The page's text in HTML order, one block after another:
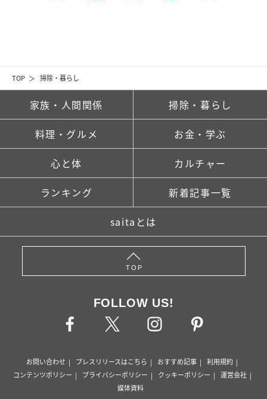
TOP 掃除・暮らし
家族・人間関係 掃除・暮らし
料理・グルメ お金・学ぶ
心と体 カルチャー
ランキング 新着記事一覧
saitaとは
TOP
FOLLOW US!
お問い合わせ プレスリリースはこちら おすすめ記事
利用規約
コンテンツポリシー
プライバシーポリシー クッキーポリシー
運営会社
媒体資料